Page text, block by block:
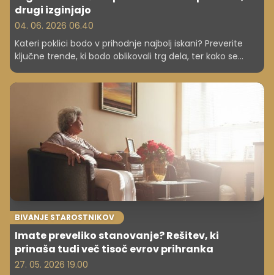
drugi izginjajo
04. 06. 2026 06.40
Kateri poklici bodo v prihodnje najbolj iskani? Preverite
ključne trende, ki bodo oblikovali trg dela, ter kako se
BIVANJE STAROSTNIKOV
Imate preveliko stanovanje? Rešitev, ki
prinaša tudi več tisoč evrov prihranka
27. 05. 2026 19.00